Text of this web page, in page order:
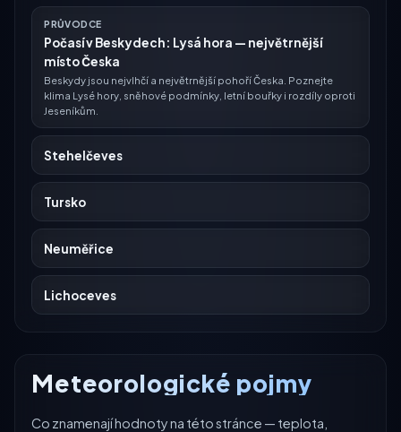
PRŮVODCE
Počasí v Beskydech: Lysá hora — největrnější
místo Česka
Beskydy jsou nejvlhčí a největrnější pohoří Česka. Poznejte
klima Lysé hory, sněhové podmínky, letní bouřky i rozdíly oproti
Jeseníkům.
Stehelčeves
Tursko
Neuměřice
Lichoceves
Meteorologické pojmy
Co znamenají hodnoty na této stránce — teplota,